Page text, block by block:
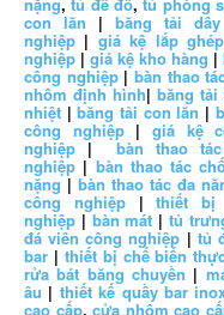
con lăn | băng tải
nghiệp | giá kệ lắp
nghiệp |giá kệ kho hàng |
công nghiệp|bàn thao
nhôm định hình| băng
nhiệt |băng tải con lăn |
công nghiệp|giá kệ
nghiệp |bàn thao
nghiệp | bàn thao tác
nặng | bàn thao tác đa
công nghiệp|thiết bị
nghiệp | bàn mát | tủ
đá viên công nghiệp | tủ
bar | thiết bị chế biến
rửa bát băng chuyền |
âu | thiết kế quầy bar
cao cấp, cửa nhôm cao